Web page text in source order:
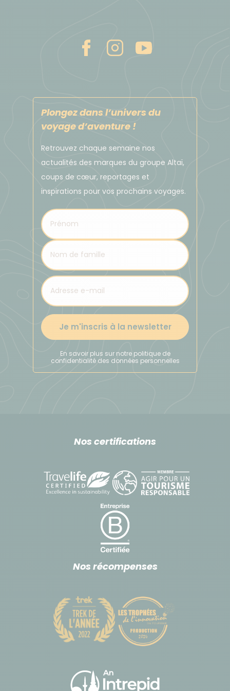
Il n’est pas possible de changer des euros en dollars
dollars en espèces. Les petites coupures (1, 5, 10
USD) sont particulièrement pratiques. Vous pourrez
vous procurer des dollars avant votre départ ou
retirer sur place dans les distributeurs automatiques
(Visa/Mastercard), disponibles dans les principales
villes du pays.
Les cartes bancaires sont parfois acceptées dans
villes, mais restent peu utilisées dans les zones
rurales. Il est donc préférable de ne pas compter
uniquement sur la carte bancaire.
À titre indicatif :
Une pupusa (spécialité locale) coûte environ 1
USD
Un repas complet dans un restaurant local coûte
entre 5 et 10 USD
Pour les repas libres, prévoyez un budget de 10 à
20 € selon vos envies
Pour consulter le taux de change du moment :
www.xe.com/fr
Les pourboires ne sont jamais obligatoires, mais ils
sont d’usage courant au Salvador, comme dans de
une reconnaissance directe du travail accompli par
votre guide, votre chauffeur ou les intervenants
services, il est d’usage de laisser un pourboire. À titre
4 à 6 USD par jour et par participant pour le guide
2 à 4 USD par jour et par participant pour le
chauffeur
Ce montant est bien sûr à ajuster librement, en
Plongez dans l’univers du
voyage d’aventure !
Retrouvez chaque semaine nos
actualités des marques du groupe Altaï,
coups de cœur, reportages et
inspirations pour vos prochains voyages.
Je m'inscris à la newsletter
En savoir plus sur notre politique de
confidentialité des données personnelles
Nos certifications
Nos récompenses